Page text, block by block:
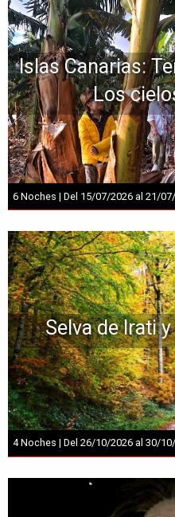
Islas Canarias:
Los
6 Noches | Del 15/07/2026 al 21/
Selva de Irati
4 Noches | Del 26/10/2026 al 30/